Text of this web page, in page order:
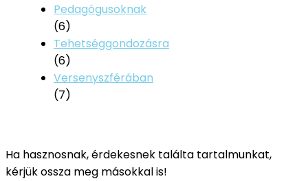
Pedagógusoknak
(6)
Tehetséggondozásra
(6)
Versenyszférában
(7)
Ha hasznosnak, érdekesnek találta tartalmunkat,
kérjük ossza meg másokkal is!